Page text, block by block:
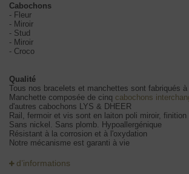
Cabochons
- Fleur
- Miroir
- Stud
- Miroir
- Croco
Qualité
Tous nos bracelets et manchettes sont fabriqués
Manchette composée de cinq cabochons
d'autres cabochons LYS & DHEER
Rail, fermoir et vis sont en laiton poli miroir, finition
Sans nickel. Sans plomb. Hypoallergénique
Résistant à la corrosion et à l'oxydation
Notre mécanisme est garanti à vie
d’informations